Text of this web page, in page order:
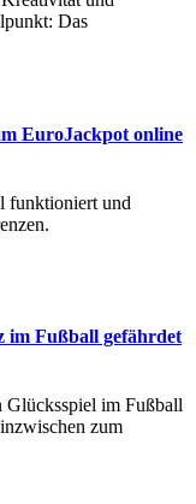
Das
EuroJackpot online
funktioniert und
im Fußball gefährdet
Glücksspiel im Fußball
zum